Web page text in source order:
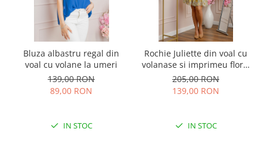
Bluza albastru regal din
voal cu volane la umeri
139,00 RON
89,00 RON
IN STOC
Rochie Juliette din voal cu
volanase si imprimeu floral
verde pastel
205,00 RON
139,00 RON
IN STOC